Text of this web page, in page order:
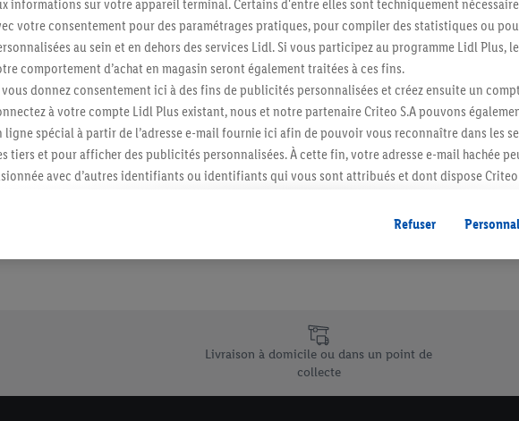
Abonnez-vous à la
S'abonner
de vente uniques de Lidl.be
Livraison à domicile ou dans un point de
collecte
informations sur votre appareil terminal. Certains d'entre elles sont techniquement
votre consentement pour des paramétrages pratiques, pour compiler des statistiques ou
au sein et en dehors des services Lidl. Si vous participez au programme Lidl Plus,
comportement d’achat en magasin seront également traitées à ces fins.
vous donnez consentement ici à des fins de publicités personnalisées et créez ensuite un
à votre compte Lidl Plus existant, nous et notre partenaire Criteo S.A pouvons
ligne spécial à partir de l’adresse e-mail fournie ici afin de pouvoir vous reconnaître dans les
tiers et pour afficher des publicités personnalisées. À cette fin, votre adresse e-mail hachée
avec d’autres identifiants ou identifiants qui vous sont attribués et dont dispose Criteo
avez montré de l’intérêt (par exemple en plaçant le produit dans un panier d’un webshop
peuvent également être affichées sur plusieurs apppareils et plusieurs services de Lidl si
services de Lidl peuvent vous être attribués en utilisant votre adresse e-mail hachée et,
cliquant sur « Refuser », vous pouvez autoriser uniquement l’utilisation des technologies
Accepter », vous autorisez tous les traitements pour toutes les finalités susmentionnées. Vous
Refuser